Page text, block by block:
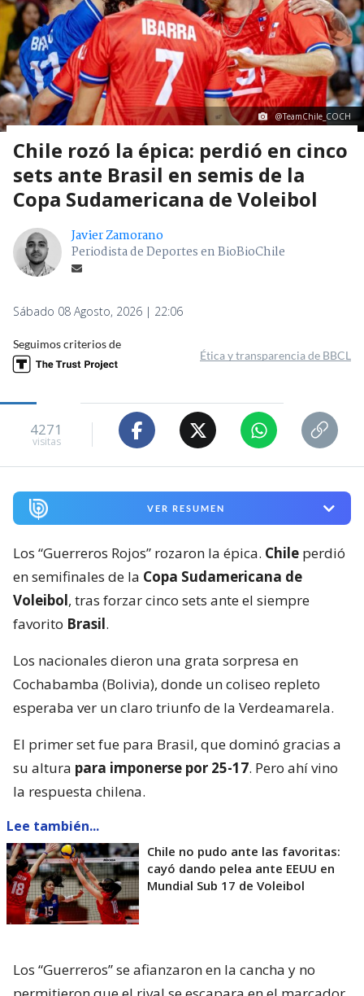
@TeamChile_COCH
Chile rozó la épica: perdió en cinco
sets ante Brasil en semis de la
Copa Sudamericana de Voleibol
Javier Zamorano
Periodista de Deportes en BioBioChile
Sábado 08 Agosto, 2026 | 22:06
Seguimos criterios de
Ética y transparencia de BBCL
4271
visitas
VER RESUMEN
Los “Guerreros Rojos” rozaron la épica. Chile perdió
en semifinales de la Copa Sudamericana de
Voleibol, tras forzar cinco sets ante el siempre
favorito Brasil.
Los nacionales dieron una grata sorpresa en
Cochabamba (Bolivia), donde un coliseo repleto
esperaba ver un claro triunfo de la Verdeamarela.
El primer set fue para Brasil, que dominó gracias a
su altura para imponerse por 25-17. Pero ahí vino
la respuesta chilena.
Lee también...
Chile no pudo ante las favoritas:
cayó dando pelea ante EEUU en
Mundial Sub 17 de Voleibol
Los “Guerreros” se afianzaron en la cancha y no